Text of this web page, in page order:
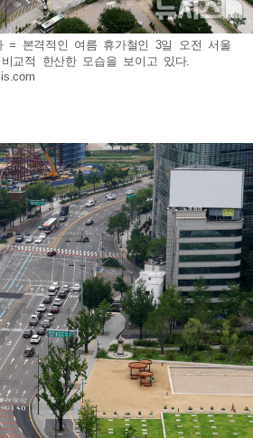
= 본격적인 여름 휴가철인 3일 오전 서울
교적 한산한 모습을 보이고 있다.